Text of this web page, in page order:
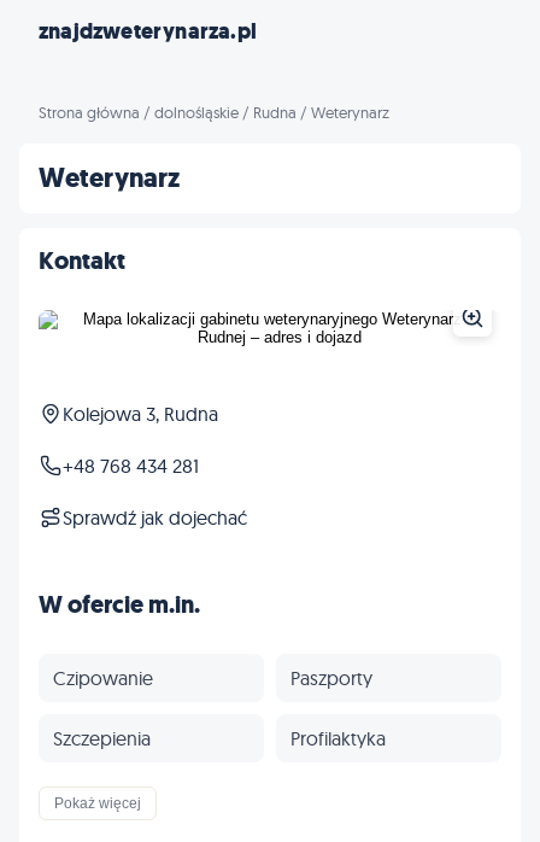
znajdzweterynarza.pl
Strona główna / dolnośląskie / Rudna / Weterynarz
Weterynarz
Kontakt
Kolejowa 3, Rudna
+48 768 434 281
Sprawdź jak dojechać
W ofercie m.in.
Czipowanie Paszporty
Szczepienia Profilaktyka
Inne
Pokaż więcej